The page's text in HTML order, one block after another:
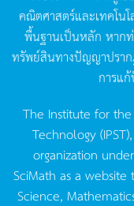
คณิตศาสตร์และเทคโน
พื้นฐานเป็นหลัก หาก
ทรัพย์สินทางปัญญาปราก
การแ
The Institute for
Technology
organization
SciMath as a
Science,